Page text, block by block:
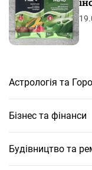
Астрологія та
Бізнес та фінанси
Будівництво та